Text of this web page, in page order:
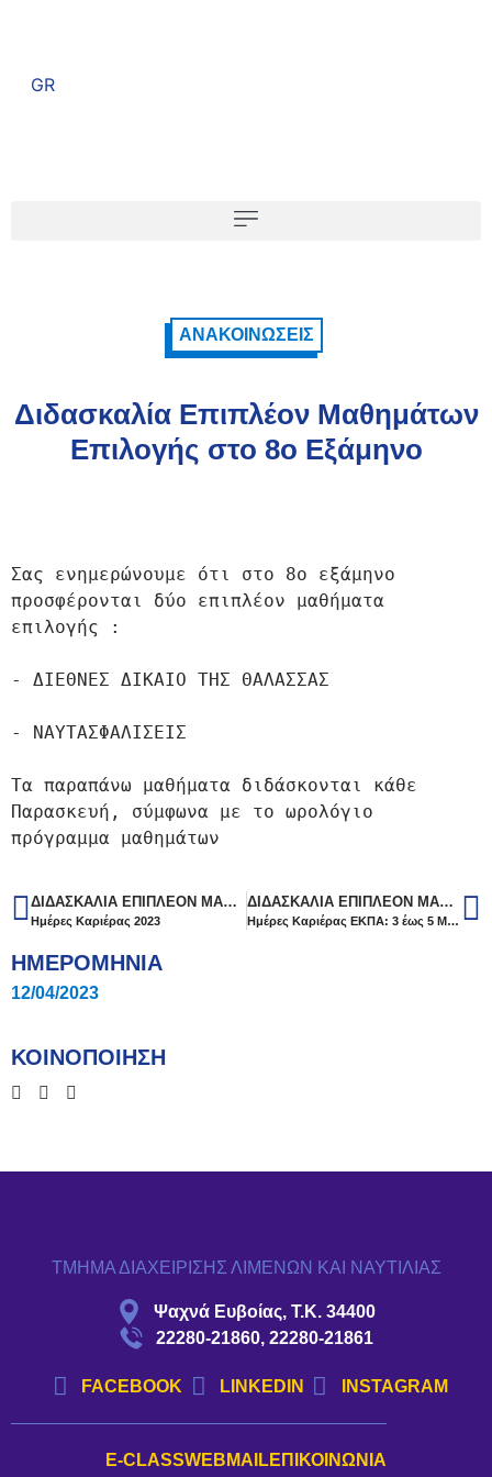
GR
ΑΝΑΚΟΙΝΏΣΕΙΣ
Διδασκαλία Επιπλέον Μαθημάτων
Επιλογής στο 8ο Εξάμηνο
Σας ενημερώνουμε ότι στο 8ο εξάμηνο
προσφέρονται δύο επιπλέον μαθήματα
επιλογής :
- ΔΙΕΘΝΕΣ ΔΙΚΑΙΟ ΤΗΣ ΘΑΛΑΣΣΑΣ
- ΝΑΥΤΑΣΦΑΛΙΣΕΙΣ
Τα παραπάνω μαθήματα διδάσκονται κάθε
Παρασκευή, σύμφωνα με το ωρολόγιο
πρόγραμμα μαθημάτων
ΔΙΔΑΣΚΑΛΊΑ ΕΠΙΠΛΈΟΝ ΜΑΘΗΜΆΤΩΝ ΕΠΙΛΟΓΉΣ ΣΤΟ 8Ο ΕΞΆΜΗΝΟ
Ημέρες Καριέρας 2023
ΔΙΔΑΣΚΑΛΊΑ ΕΠΙΠΛΈΟΝ ΜΑΘΗΜΆΤΩΝ ΕΠΙΛΟΓΉΣ ΣΤΟ 8Ο ΕΞΆΜΗΝΟ
Ημέρες Καριέρας ΕΚΠΑ: 3 έως 5 Μαΐου 2023
ΗΜΕΡΟΜΗΝΙΑ
12/04/2023
ΚΟΙΝΟΠΟΙΗΣΗ
ΤΜΗΜΑ ΔΙΑΧΕΙΡΙΣΗΣ ΛΙΜΕΝΩΝ ΚΑΙ ΝΑΥΤΙΛΙΑΣ
Ψαχνά Ευβοίας, Τ.Κ. 34400
22280-21860, 22280-21861
FACEBOOK LINKEDIN INSTAGRAM
E-CLASSWEBMAILΕΠΙΚΟΙΝΩΝΊΑ